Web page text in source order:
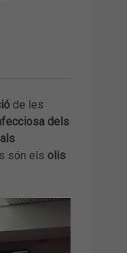
de les
dels
són els olis